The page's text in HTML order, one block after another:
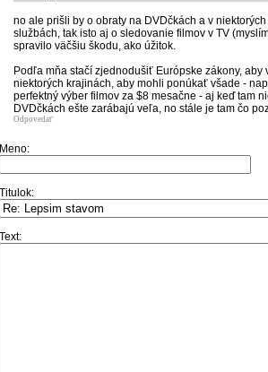
no ale prišli by o obraty na DVDčkách a v
službách, tak isto aj o sledovanie filmov v TV
spravilo väčšiu škodu, ako úžitok.
Podľa mňa stačí zjednodušiť Európske zákony, aby
niektorých krajinách, aby mohli ponúkať všade -
perfektný výber filmov za $8 mesačne - aj keď tam
DVDčkách ešte zarábajú veľa, no stále je tam čo
Odpovedať
Meno:
Titulok:
Text: